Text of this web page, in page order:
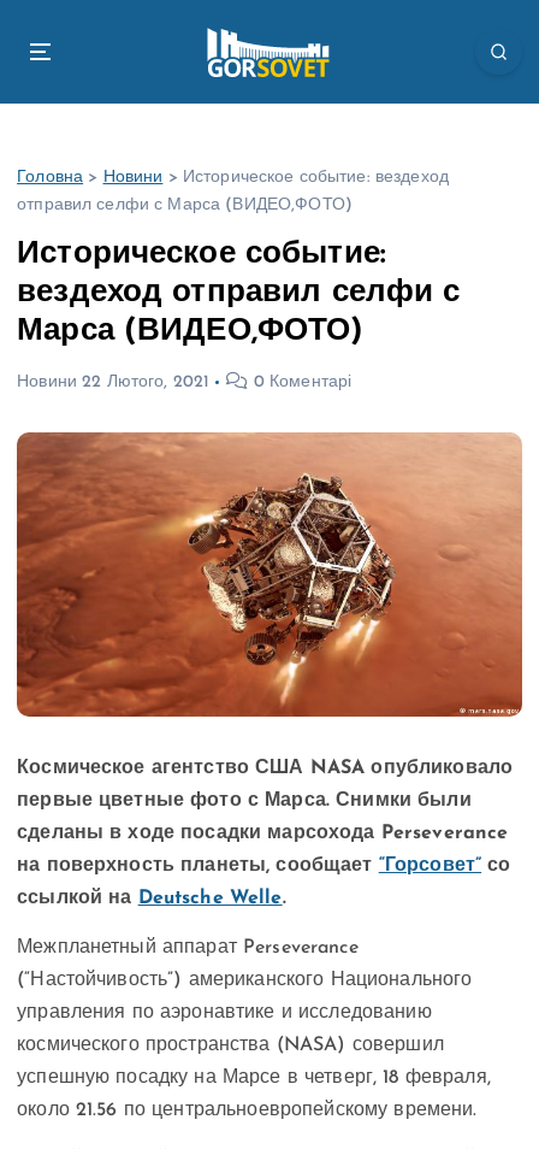
Головна > Новини > Историческое событие: вездеход
отправил селфи с Марса (ВИДЕО,ФОТО)
Историческое событие:
вездеход отправил селфи с
Марса (ВИДЕО,ФОТО)
Новини 22 Лютого, 2021 0 Коментарі
Космическое агентство США NASA опубликовало
первые цветные фото с Марса. Снимки были
сделаны в ходе посадки марсохода Perseverance
на поверхность планеты, сообщает “Горсовет” со
ссылкой на Deutsche Welle.
Межпланетный аппарат Perseverance
(“Настойчивость”) американского Национального
управления по аэронавтике и исследованию
космического пространства (NASA) совершил
успешную посадку на Марсе в четверг, 18 февраля,
около 21.56 по центральноевропейскому времени.